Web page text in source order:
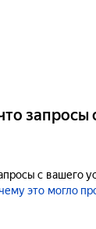
запросы
с вашего
это могло